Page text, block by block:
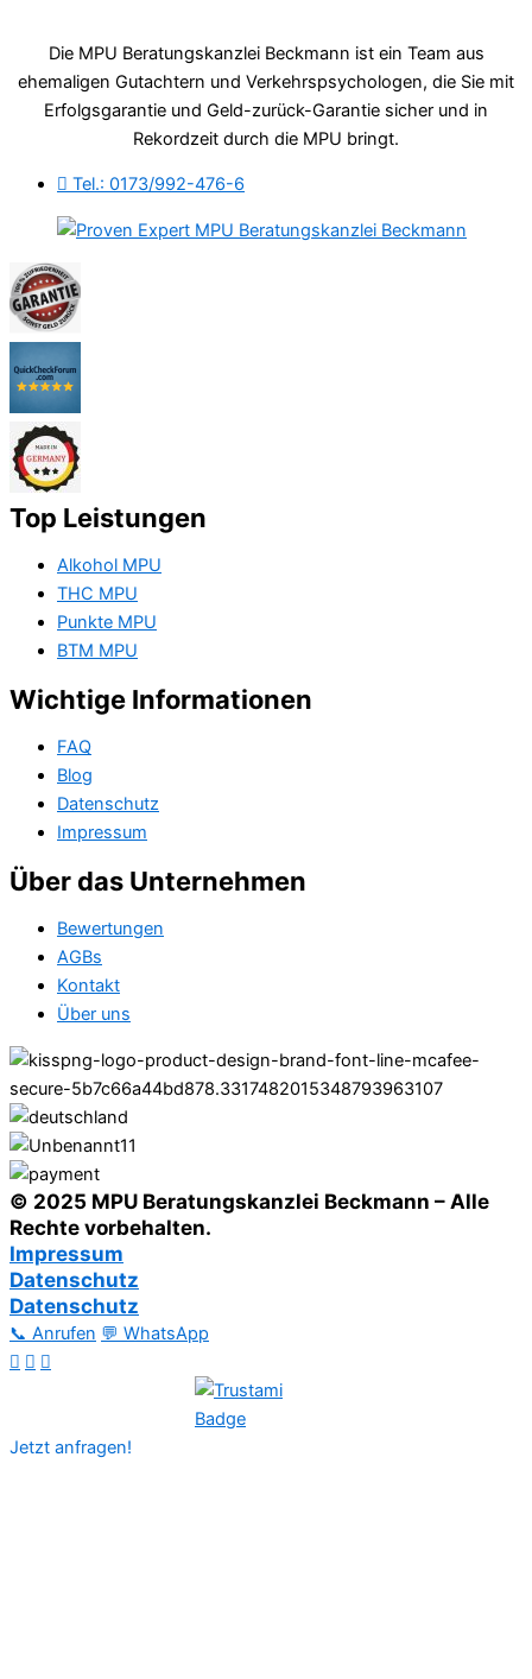
Die MPU Beratungskanzlei Beckmann ist ein Team aus
ehemaligen Gutachtern und Verkehrspsychologen, die Sie mit
Erfolgsgarantie und Geld-zurück-Garantie sicher und in
Rekordzeit durch die MPU bringt.
Tel.: 0173/992-476-6
Top Leistungen
Alkohol MPU
THC MPU
Punkte MPU
BTM MPU
Wichtige Informationen
FAQ
Blog
Datenschutz
Impressum
Über das Unternehmen
Bewertungen
AGBs
Kontakt
Über uns
© 2025 MPU Beratungskanzlei Beckmann – Alle
Rechte vorbehalten.
Impressum
Datenschutz
Datenschutz
📞 Anrufen 💬 WhatsApp
Jetzt anfragen!